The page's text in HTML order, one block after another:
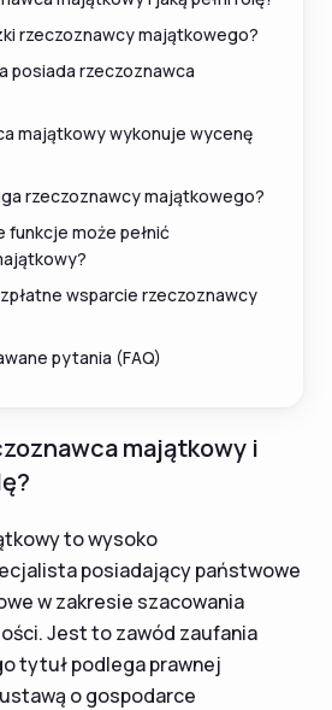
rzeczoznawcy majątkowego?
posiada rzeczoznawca
majątkowy wykonuje wycenę
rzeczoznawcy majątkowego?
funkcje może pełnić
wsparcie rzeczoznawcy
pytania (FAQ)
majątkowy i
to wysoko
posiadający państwowe
w zakresie szacowania
Jest to zawód zaufania
tytuł podlega prawnej
o gospodarce